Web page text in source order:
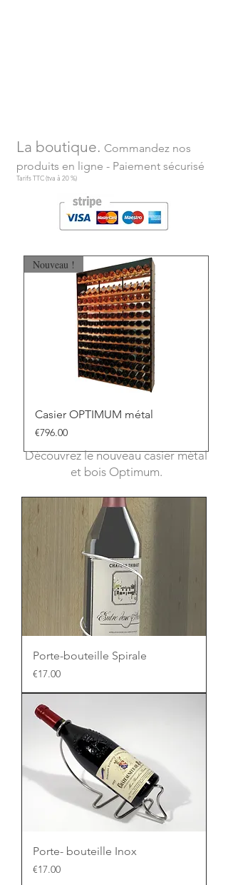
La boutique. Commandez nos
produits en ligne - Paiement sécurisé
Tarifs TTC (tva à 20 %)
Nouveau !
Casier OPTIMUM métal
Price
€796.00
Découvrez le nouveau casier métal
et bois Optimum.
Porte-bouteille Spirale
Price
€17.00
Porte- bouteille Inox
Price
€17.00